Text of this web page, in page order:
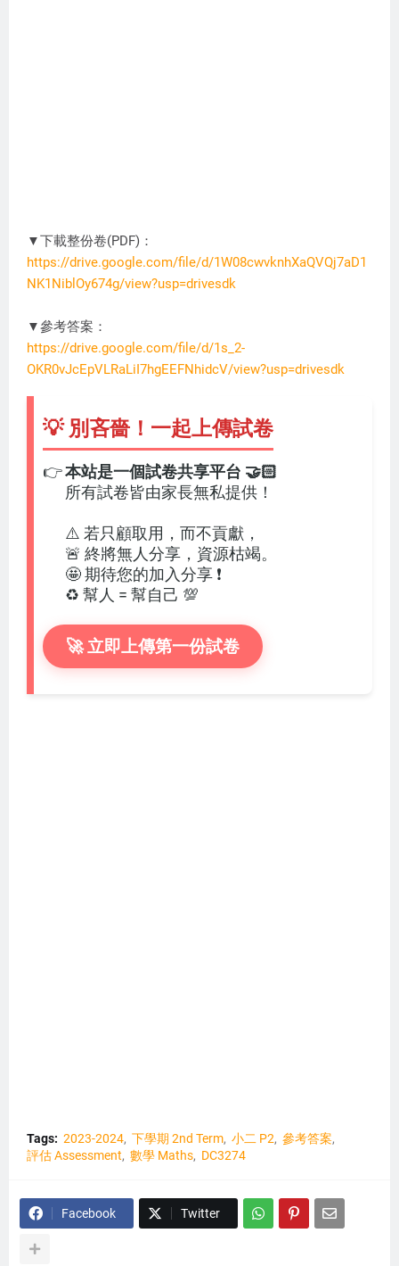
▼下載整份卷(PDF)：
https://drive.google.com/file/d/1W08cwvknhXaQVQj7aD1
NK1NiblOy674g/view?usp=drivesdk
▼參考答案：
https://drive.google.com/file/d/1s_2-
OKR0vJcEpVLRaLiI7hgEEFNhidcV/view?usp=drivesdk
💡 別吝嗇！一起上傳試卷
本站是一個試卷共享平台 🤝🏻
👉
所有試卷皆由家長無私提供！
⚠️ 若只顧取用，而不貢獻，
🚨 終將無人分享，資源枯竭。
🤩 期待您的加入分享 ❗
♻️ 幫人 = 幫自己 💯
🚀 立即上傳第一份試卷
Tags: 2023-2024 下學期 2nd Term 小二 P2
參考答案
評估 Assessment
數學 Maths DC3274
Facebook Twitter